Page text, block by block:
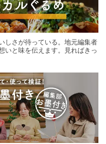
しさが待っている。地元編集者
いと味を伝えます。見ればきっ